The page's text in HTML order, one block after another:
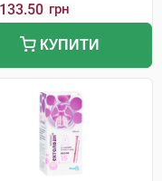
133.50 грн
КУПИТИ